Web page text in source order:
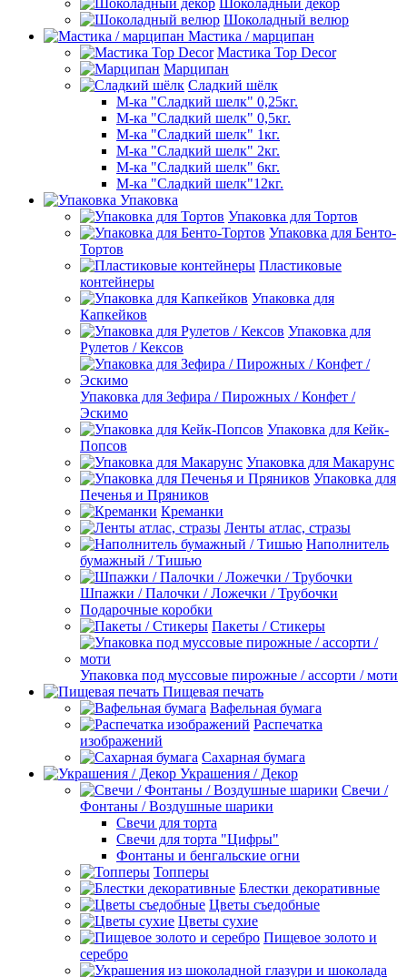
Шоколадный декор
Шоколадный велюр
Мастика / марципан
Мастика Top Decor
Марципан
Сладкий шёлк
М-ка "Сладкий шелк" 0,25кг.
М-ка "Сладкий шелк" 0,5кг.
М-ка "Сладкий шелк" 1кг.
М-ка "Сладкий шелк" 2кг.
М-ка "Сладкий шелк" 6кг.
М-ка "Сладкий шелк"12кг.
Упаковка
Упаковка для Тортов
Упаковка для Бенто-
Тортов
Пластиковые
контейнеры
Упаковка для
Капкейков
Упаковка для
Рулетов / Кексов
Упаковка для Зефира / Пирожных / Конфет /
Эскимо
Упаковка для Кейк-
Попсов
Упаковка для Макарунс
Упаковка для
Печенья и Пряников
Креманки
Ленты атлас, стразы
Наполнитель
бумажный / Тишью
Шпажки / Палочки / Ложечки / Трубочки
Подарочные коробки
Пакеты / Стикеры
Упаковка под муссовые пирожные / ассорти / моти
Пищевая печать
Вафельная бумага
Распечатка
изображений
Сахарная бумага
Украшения / Декор
Свечи /
Фонтаны / Воздушные шарики
Свечи для торта
Свечи для торта "Цифры"
Фонтаны и бенгальские огни
Топперы
Блестки декоративные
Цветы съедобные
Цветы сухие
Пищевое золото и
серебро